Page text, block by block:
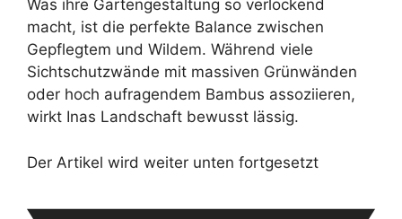
Was ihre Gartengestaltung so verlockend
macht, ist die perfekte Balance zwischen
Gepflegtem und Wildem. Während viele
Sichtschutzwände mit massiven Grünwänden
oder hoch aufragendem Bambus assoziieren,
wirkt Inas Landschaft bewusst lässig.
Der Artikel wird weiter unten fortgesetzt